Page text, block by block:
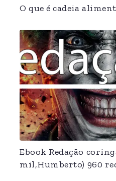
O que é cadeia
Ebook Redação
mil,Humberto) 960